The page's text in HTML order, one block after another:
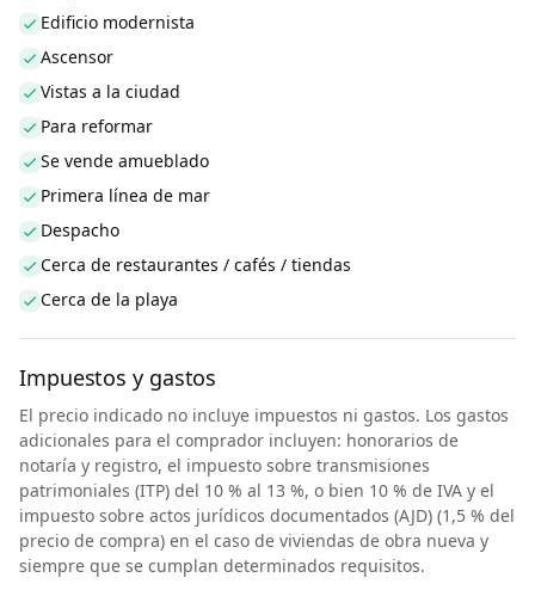
Edificio modernista
Ascensor
Vistas a la ciudad
Para reformar
Se vende amueblado
Primera línea de mar
Despacho
Cerca de restaurantes / cafés / tiendas
Cerca de la playa
Impuestos y gastos
El precio indicado no incluye impuestos ni gastos. Los gastos
adicionales para el comprador incluyen: honorarios de
notaría y registro, el impuesto sobre transmisiones
patrimoniales (ITP) del 10 % al 13 %, o bien 10 % de IVA y el
impuesto sobre actos jurídicos documentados (AJD) (1,5 % del
precio de compra) en el caso de viviendas de obra nueva y
siempre que se cumplan determinados requisitos.